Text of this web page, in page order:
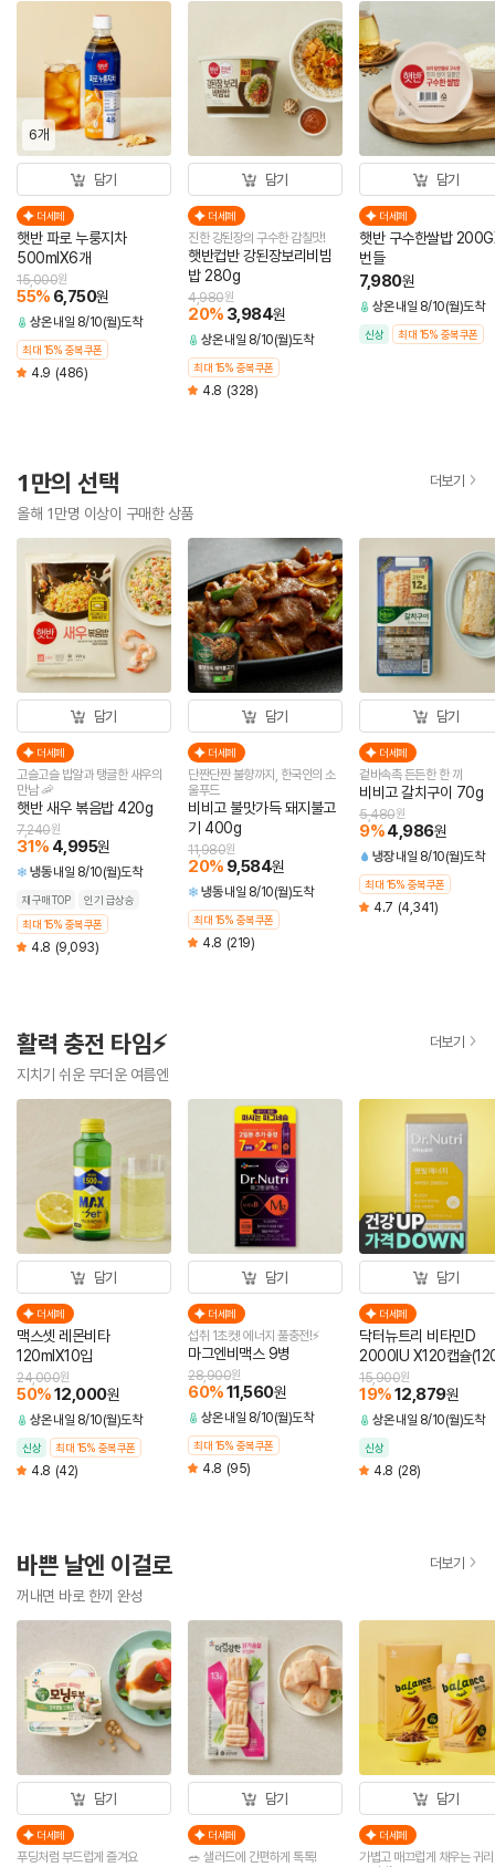
6개
담기
더세페
햇반 파로 누룽지차
500mlX6개
55% 6,750원
15,000원
상온 내일 8/10(월)도착
최대 15% 중복쿠폰
4.9 (486)
담기
더세페
진한 강된장의 구수한 감칠맛!
햇반컵반 강된장보리비빔
밥 280g
20% 3,984원
4,980원
상온 내일 8/10(월)도착
최대 15% 중복쿠폰
4.8 (328)
담기
더세페
햇반 구수한쌀밥
번들
7,980원
상온 내일 8/10(월)도착
신상 최대 15% 중복쿠폰
1만의 선택
올해 1만명 이상이 구매한 상품
더보기
담기
더세페
고슬고슬 밥알과 탱글한 새우의
만남 🦐
햇반 새우 볶음밥 420g
31% 4,995원
7,240원
냉동 내일 8/10(월)도착
재구매TOP
인기 급상승
최대 15% 중복쿠폰
4.8 (9,093)
담기
더세페
단짠단짠 불향까지, 한국인의 소
울푸드
비비고 불맛가득 돼지불고
기 400g
20% 9,584원
11,980원
냉동 내일 8/10(월)도착
최대 15% 중복쿠폰
4.8 (219)
담기
더세페
겉바속촉 든든한 한 끼
비비고 갈치구이 70g
9%4,986원
5,480원
냉장 내일 8/10(월)도착
최대 15% 중복쿠폰
4.7 (4,341)
활력 충전 타임⚡
지치기 쉬운 무더운 여름엔
더보기
담기
더세페
맥스셋 레몬비타
120mlX10입
50%12,000원
24,000원
상온 내일 8/10(월)도착
신상 최대 15% 중복쿠폰
4.8 (42)
담기
더세페
섭취 1초컷! 에너지 풀충전!⚡
마그엔비맥스 9병
60%11,560원
28,900원
상온 내일 8/10(월)도착
최대 15% 중복쿠폰
4.8 (95)
담기
더세페
닥터뉴트리 비타민D
2000IU X120캡슐
분)
19%12,879원
15,900원
상온 내일 8/10(월)도착
신상
4.8 (28)
바쁜 날엔 이걸로
꺼내면 바로 한끼 완성
더보기
담기
더세페
푸딩처럼 부드럽게 즐겨요
담기
더세페
🥗 샐러드에 간편하게 톡톡!
담기
더세페
가볍고 매끄럽게 채우는 귀